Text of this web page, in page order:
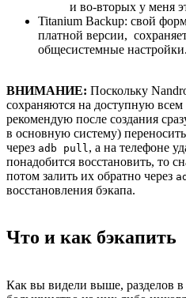
и во-вторых у меня
Titanium Backup: свой
платной версии,
общесистемные настройки.
ВНИМАНИЕ: Поскольку
сохраняются на доступную
рекомендую после создания
в основную систему)
через adb pull , а на телефоне
понадобится восстановить, то
потом залить их обратно через
восстановления бэкапа.
Что и как бэкапить
Как вы видели выше, разделов